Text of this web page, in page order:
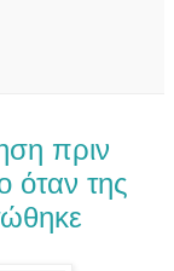
πριν
όταν της